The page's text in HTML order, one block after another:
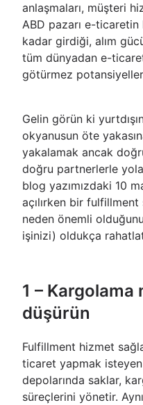
anlaşmaları, müşteri
ABD pazarı e-ticaretin
kadar girdiği, alım
tüm dünyadan e-ticaret
götürmez potansiyeller
Gelin görün ki
okyanusun öte
yakalamak ancak
doğru partnerlerle
blog yazımızdaki 10
açılırken bir fulfillment
neden önemli
işinizi) oldukça
1 –
düşürün
Fulfillment hizmet
ticaret yapmak
depolarında saklar,
süreçlerini yönetir.